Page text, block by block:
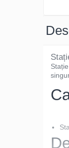
Osciloscoape
Osciloscoape